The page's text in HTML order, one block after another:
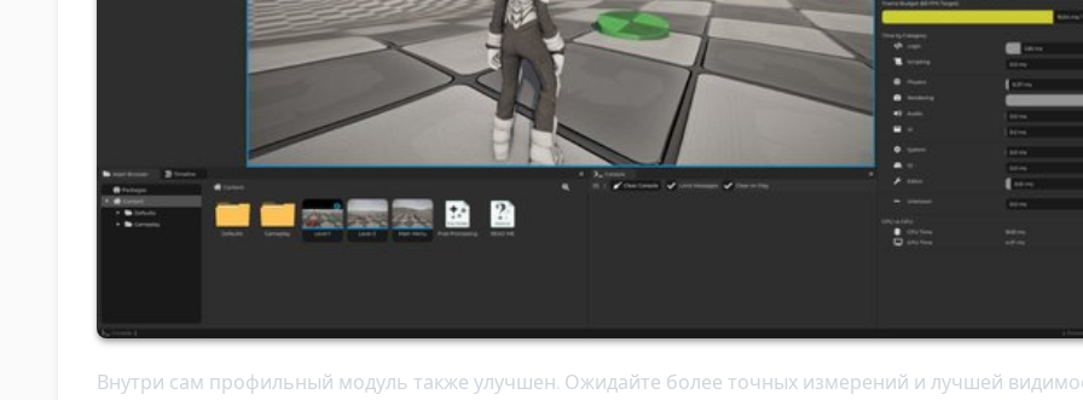
Внутри сам профильный модуль также улучшен. Ожидайте более точных измерений и лучшей